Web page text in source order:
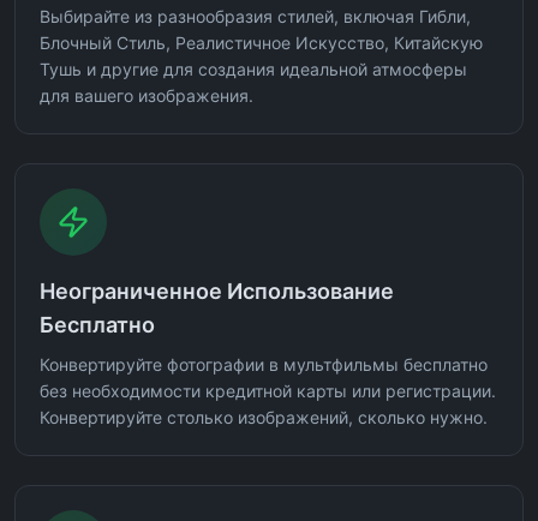
Выбирайте из разнообразия стилей, включая Гибли,
Блочный Стиль, Реалистичное Искусство, Китайскую
Тушь и другие для создания идеальной атмосферы
для вашего изображения.
Неограниченное Использование
Бесплатно
Конвертируйте фотографии в мультфильмы бесплатно
без необходимости кредитной карты или регистрации.
Конвертируйте столько изображений, сколько нужно.